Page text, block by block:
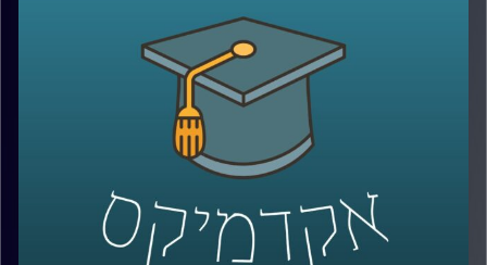
המציאות הזו מקרוב, שבה שיטת הלימוד הקלאסית הולכת
ומאבדת מהרלוונטיות שלה, הקשב יורד וכך גם היכולת
להתעמק. הוא עומד על הסיכונים הקיימים בחברה המתחנכת
לרדידות ובורות, מפרט כיצד ניתן להתאים את שיטות הלימוד
למציאות של היום וגם מסביר מדוע הוא דווקא מתרגש
מהתקופה הנוכחית אותה הוא מזהה כרנסאנס של האקדמיה.
קרדיט תמונות:
AudioVersity